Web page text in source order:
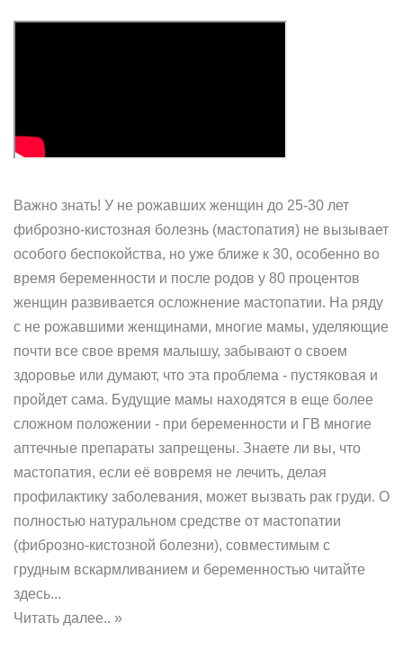
Важно знать! У не рожавших женщин до 25-30 лет
фиброзно-кистозная болезнь (мастопатия) не вызывает
особого беспокойства, но уже ближе к 30, особенно во
время беременности и после родов у 80 процентов
женщин развивается осложнение мастопатии. На ряду
с не рожавшими женщинами, многие мамы, уделяющие
почти все свое время малышу, забывают о своем
здоровье или думают, что эта проблема - пустяковая и
пройдет сама. Будущие мамы находятся в еще более
сложном положении - при беременности и ГВ многие
аптечные препараты запрещены. Знаете ли вы, что
мастопатия, если её вовремя не лечить, делая
профилактику заболевания, может вызвать рак груди. О
полностью натуральном средстве от мастопатии
(фиброзно-кистозной болезни), совместимым с
грудным вскармливанием и беременностью читайте
здесь...
Читать далее.. »